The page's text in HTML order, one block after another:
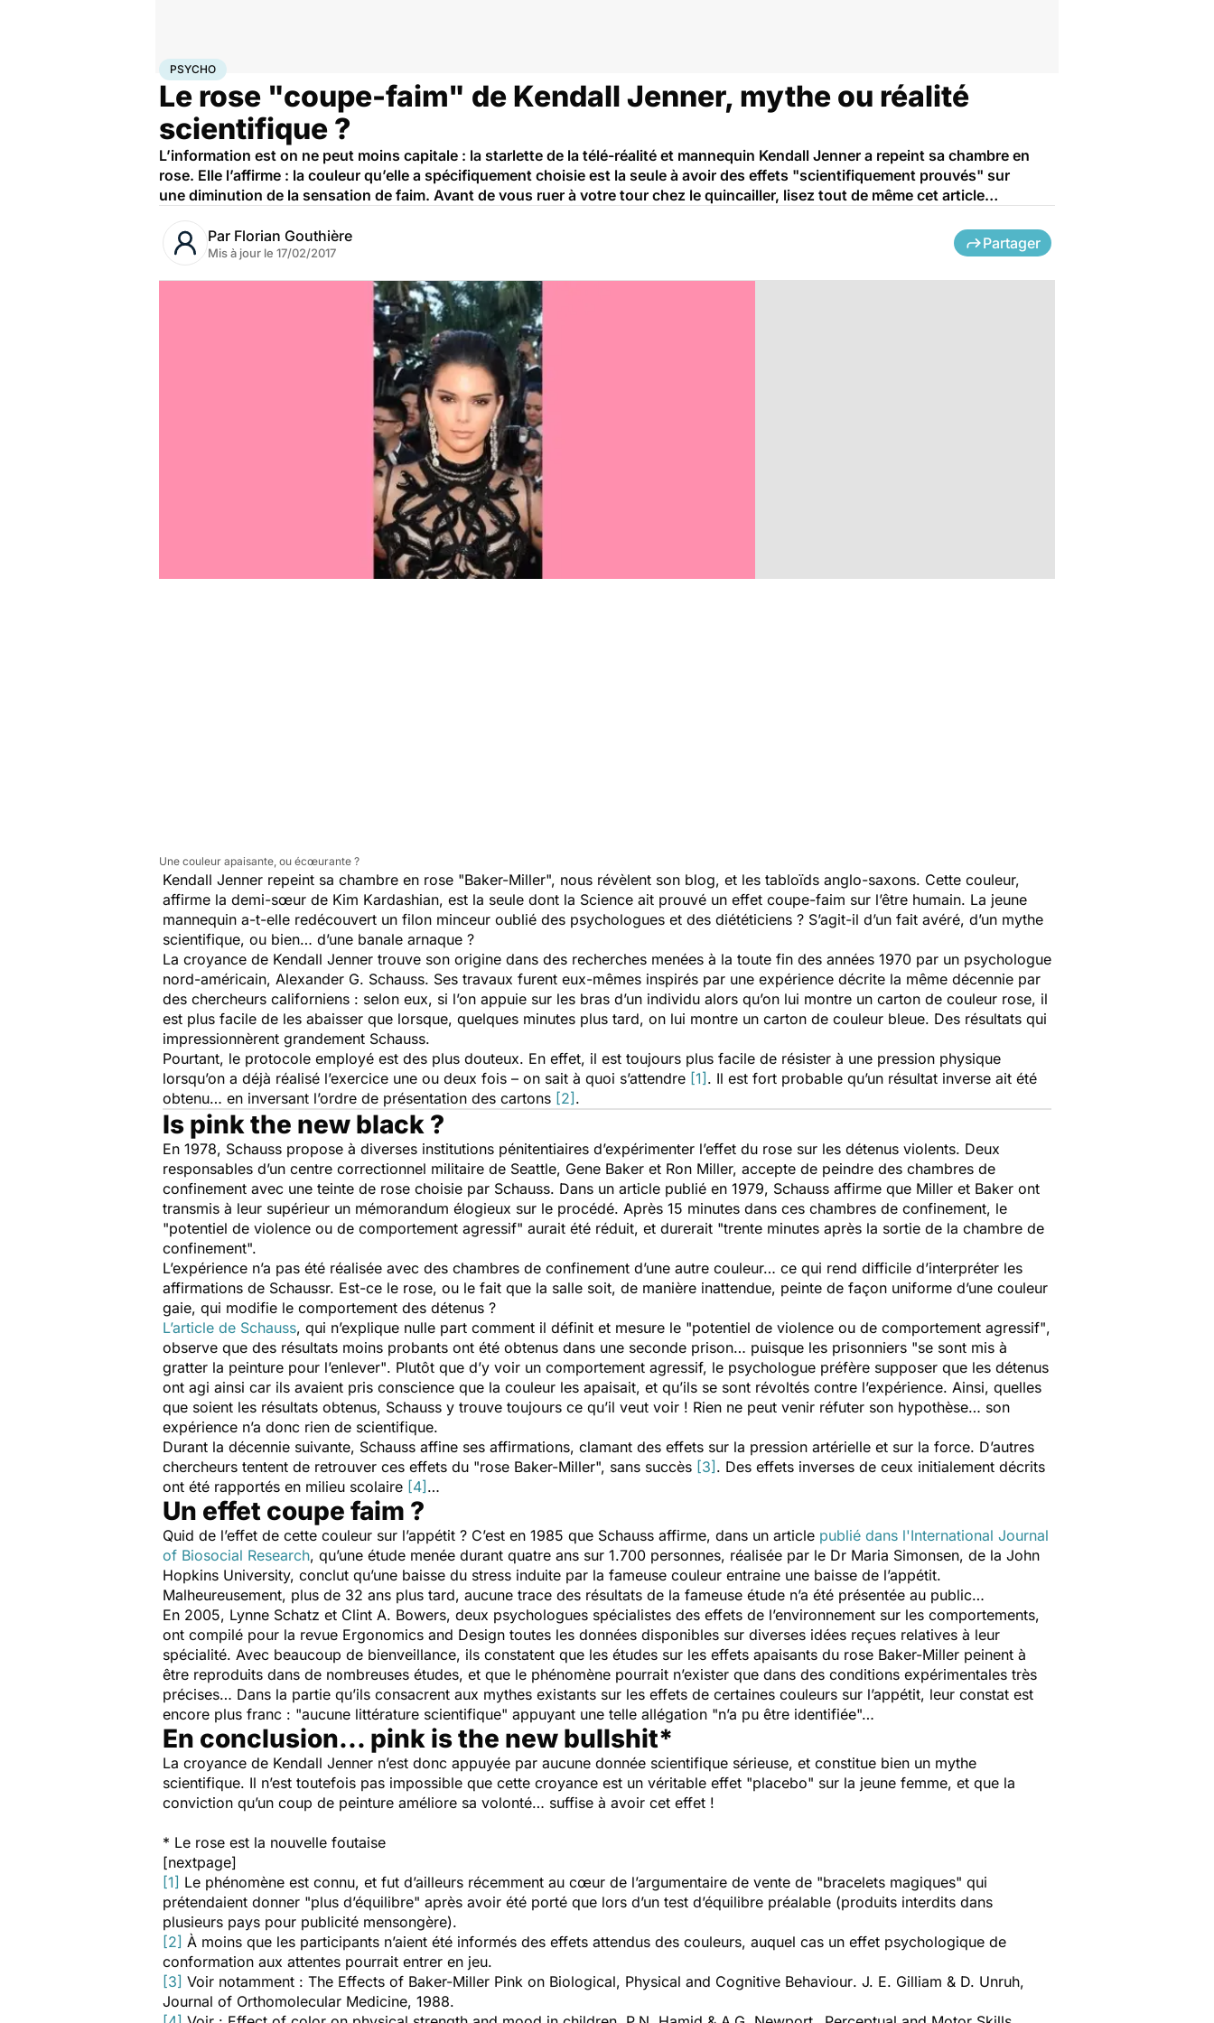
AccueilBien-être
PSYCHO
Le rose "coupe-faim" de Kendall Jenner, mythe ou réalité
scientifique ?
L’information est on ne peut moins capitale : la starlette de la télé-réalité et mannequin Kendall Jenner a repeint sa chambre en
rose. Elle l’affirme : la couleur qu’elle a spécifiquement choisie est la seule à avoir des effets "scientifiquement prouvés" sur
une diminution de la sensation de faim. Avant de vous ruer à votre tour chez le quincailler, lisez tout de même cet article…
Par Florian Gouthière
Mis à jour le 17/02/2017
Partager
Une couleur apaisante, ou écœurante ?
Kendall Jenner repeint sa chambre en rose "Baker-Miller", nous révèlent son blog, et les tabloïds anglo-saxons. Cette couleur,
affirme la demi-sœur de Kim Kardashian, est la seule dont la Science ait prouvé un effet coupe-faim sur l’être humain. La jeune
mannequin a-t-elle redécouvert un filon minceur oublié des psychologues et des diététiciens ? S’agit-il d’un fait avéré, d’un mythe
scientifique, ou bien… d’une banale arnaque ?
La croyance de Kendall Jenner trouve son origine dans des recherches menées à la toute fin des années 1970 par un psychologue
nord-américain, Alexander G. Schauss. Ses travaux furent eux-mêmes inspirés par une expérience décrite la même décennie par
des chercheurs californiens : selon eux, si l’on appuie sur les bras d’un individu alors qu’on lui montre un carton de couleur rose, il
est plus facile de les abaisser que lorsque, quelques minutes plus tard, on lui montre un carton de couleur bleue. Des résultats qui
impressionnèrent grandement Schauss.
Pourtant, le protocole employé est des plus douteux. En effet, il est toujours plus facile de résister à une pression physique
lorsqu’on a déjà réalisé l’exercice une ou deux fois – on sait à quoi s’attendre [1] . Il est fort probable qu’un résultat inverse ait été
obtenu… en inversant l’ordre de présentation des cartons [2] .
Is pink the new black ?
En 1978, Schauss propose à diverses institutions pénitentiaires d’expérimenter l’effet du rose sur les détenus violents. Deux
responsables d’un centre correctionnel militaire de Seattle, Gene Baker et Ron Miller, accepte de peindre des chambres de
confinement avec une teinte de rose choisie par Schauss. Dans un article publié en 1979, Schauss affirme que Miller et Baker ont
transmis à leur supérieur un mémorandum élogieux sur le procédé. Après 15 minutes dans ces chambres de confinement, le
"potentiel de violence ou de comportement agressif" aurait été réduit, et durerait "trente minutes après la sortie de la chambre de
confinement".
L’expérience n’a pas été réalisée avec des chambres de confinement d’une autre couleur… ce qui rend difficile d’interpréter les
affirmations de Schaussr. Est-ce le rose, ou le fait que la salle soit, de manière inattendue, peinte de façon uniforme d’une couleur
gaie, qui modifie le comportement des détenus ?
L’article de Schauss, qui n’explique nulle part comment il définit et mesure le "potentiel de violence ou de comportement agressif",
observe que des résultats moins probants ont été obtenus dans une seconde prison… puisque les prisonniers "se sont mis à
gratter la peinture pour l’enlever". Plutôt que d’y voir un comportement agressif, le psychologue préfère supposer que les détenus
ont agi ainsi car ils avaient pris conscience que la couleur les apaisait, et qu’ils se sont révoltés contre l’expérience. Ainsi, quelles
que soient les résultats obtenus, Schauss y trouve toujours ce qu’il veut voir ! Rien ne peut venir réfuter son hypothèse… son
expérience n’a donc rien de scientifique.
Durant la décennie suivante, Schauss affine ses affirmations, clamant des effets sur la pression artérielle et sur la force. D’autres
chercheurs tentent de retrouver ces effets du "rose Baker-Miller", sans succès [3] . Des effets inverses de ceux initialement décrits
ont été rapportés en milieu scolaire [4] …
Un effet coupe faim ?
Quid de l’effet de cette couleur sur l’appétit ? C’est en 1985 que Schauss affirme, dans un article publié dans l'International Journal
of Biosocial Research, qu’une étude menée durant quatre ans sur 1.700 personnes, réalisée par le Dr Maria Simonsen, de la John
Hopkins University, conclut qu’une baisse du stress induite par la fameuse couleur entraine une baisse de l’appétit.
Malheureusement, plus de 32 ans plus tard, aucune trace des résultats de la fameuse étude n’a été présentée au public…
En 2005, Lynne Schatz et Clint A. Bowers, deux psychologues spécialistes des effets de l’environnement sur les comportements,
ont compilé pour la revue Ergonomics and Design toutes les données disponibles sur diverses idées reçues relatives à leur
spécialité. Avec beaucoup de bienveillance, ils constatent que les études sur les effets apaisants du rose Baker-Miller peinent à
être reproduits dans de nombreuses études, et que le phénomène pourrait n’exister que dans des conditions expérimentales très
précises… Dans la partie qu’ils consacrent aux mythes existants sur les effets de certaines couleurs sur l’appétit, leur constat est
encore plus franc : "aucune littérature scientifique" appuyant une telle allégation "n’a pu être identifiée"…
En conclusion... pink is the new bullshit*
La croyance de Kendall Jenner n’est donc appuyée par aucune donnée scientifique sérieuse, et constitue bien un mythe
scientifique. Il n’est toutefois pas impossible que cette croyance est un véritable effet "placebo" sur la jeune femme, et que la
conviction qu’un coup de peinture améliore sa volonté… suffise à avoir cet effet !
* Le rose est la nouvelle foutaise
[nextpage]
[1] Le phénomène est connu, et fut d’ailleurs récemment au cœur de l’argumentaire de vente de "bracelets magiques" qui
prétendaient donner "plus d’équilibre" après avoir été porté que lors d’un test d’équilibre préalable (produits interdits dans
plusieurs pays pour publicité mensongère).
[2] À moins que les participants n’aient été informés des effets attendus des couleurs, auquel cas un effet psychologique de
conformation aux attentes pourrait entrer en jeu.
[3] Voir notamment : The Effects of Baker-Miller Pink on Biological, Physical and Cognitive Behaviour. J. E. Gilliam & D. Unruh,
Journal of Orthomolecular Medicine, 1988.